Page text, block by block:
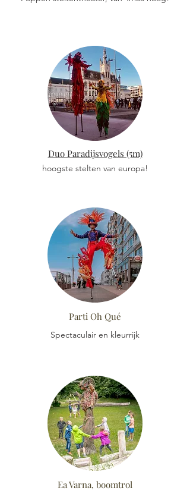
Duo Paradijsvogels (5m)
hoogste stelten van europa!
Parti Oh Qué
Spectaculair en kleurrijk
Ea Varna, boomtrol